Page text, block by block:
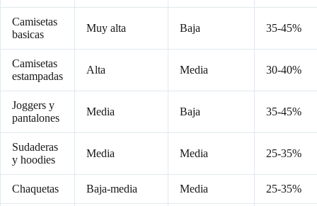
Camisetas
basicas
Muy alta Baja 35-45%
Camisetas
estampadas
Alta Media 30-40%
Joggers y
pantalones
Media Baja 35-45%
Sudaderas
y hoodies
Media Media 25-35%
Chaquetas Baja-media Media 25-35%